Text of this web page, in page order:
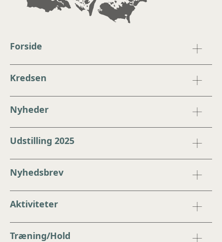
Forside
Kredsen
Nyheder
Udstilling 2025
Nyhedsbrev
Aktiviteter
Træning/Hold